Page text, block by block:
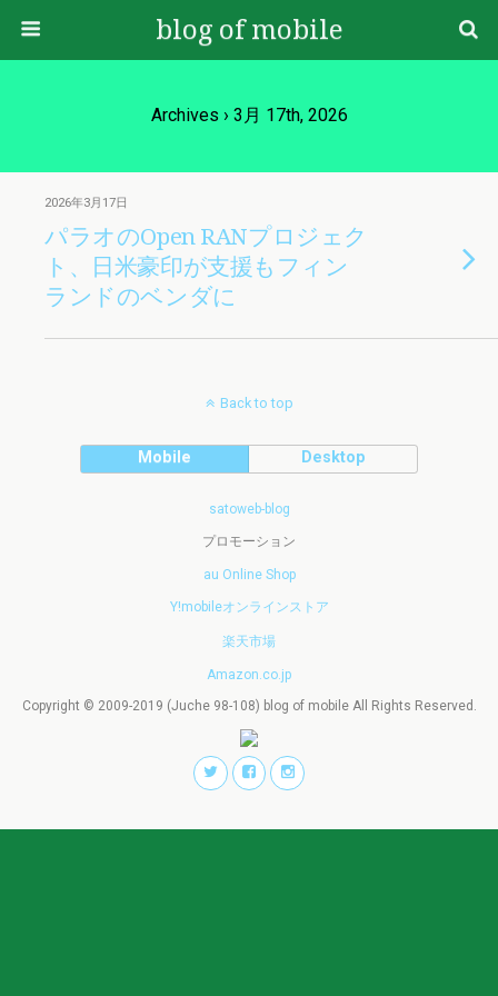
blog of mobile
Archives › 3月 17th, 2026
2026年3月17日
パラオのOpen RANプロジェク
ト、日米豪印が支援もフィン
ランドのベンダに
Back to top
Mobile Desktop
satoweb-blog
プロモーション
au Online Shop
Y!mobileオンラインストア
楽天市場
Amazon.co.jp
Copyright © 2009-2019 (Juche 98-108) blog of mobile All Rights Reserved.